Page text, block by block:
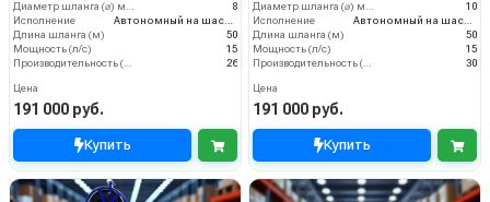
Диаметр шланга (⌀) мм:
8
Исполнение
Автономный на шасси
Длина шланга (м)
50
Мощность (л/с)
15
Производительность (л/мин)
26
Цена
191 000 руб.
Купить
Диаметр шланга (⌀) мм:
10
Исполнение
Автономный на шасси
Длина шланга (м)
50
Мощность (л/с)
15
Производительность (л/мин)
30
Цена
191 000 руб.
Купить